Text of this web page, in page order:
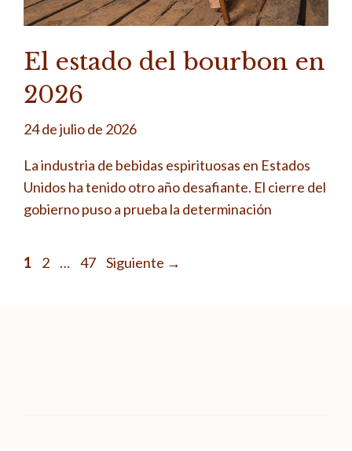
El estado del bourbon en
2026
24 de julio de 2026
La industria de bebidas espirituosas en Estados
Unidos ha tenido otro año desafiante. El cierre del
gobierno puso a prueba la determinación
Página
1 Página
2 … Página
47 Siguiente →